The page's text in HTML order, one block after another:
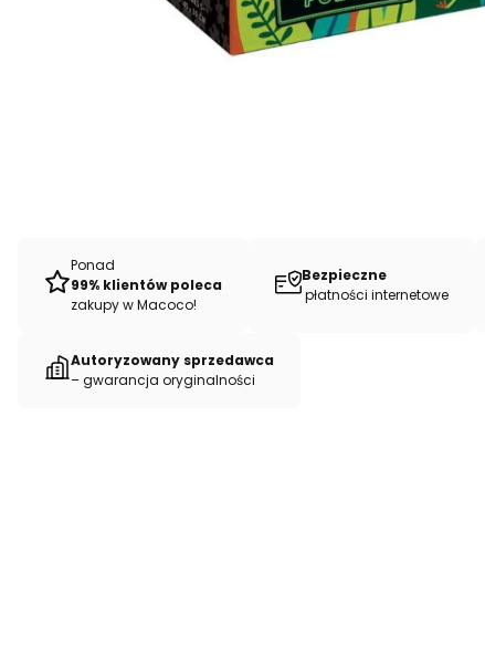
Ponad
99% klientów poleca
zakupy w Macoco!
Bezpieczne
płatności internetowe
Autoryzowany sprzedawca
– gwarancja oryginalności